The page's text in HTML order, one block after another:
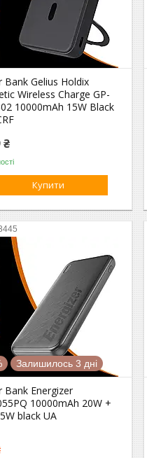
Bank Gelius Holdix
Wireless Charge GP-
10000mAh 15W Black
₴
Купити
Залишилось 3 дні
Bank Energizer
10000mAh 20W +
black UA